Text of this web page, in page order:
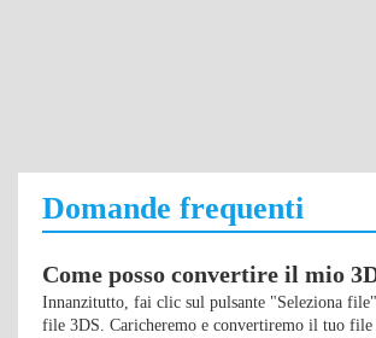
Domande frequenti
Come posso convertire il mio
Innanzitutto, fai clic sul pulsante "Seleziona
file 3DS. Caricheremo e convertiremo il tuo